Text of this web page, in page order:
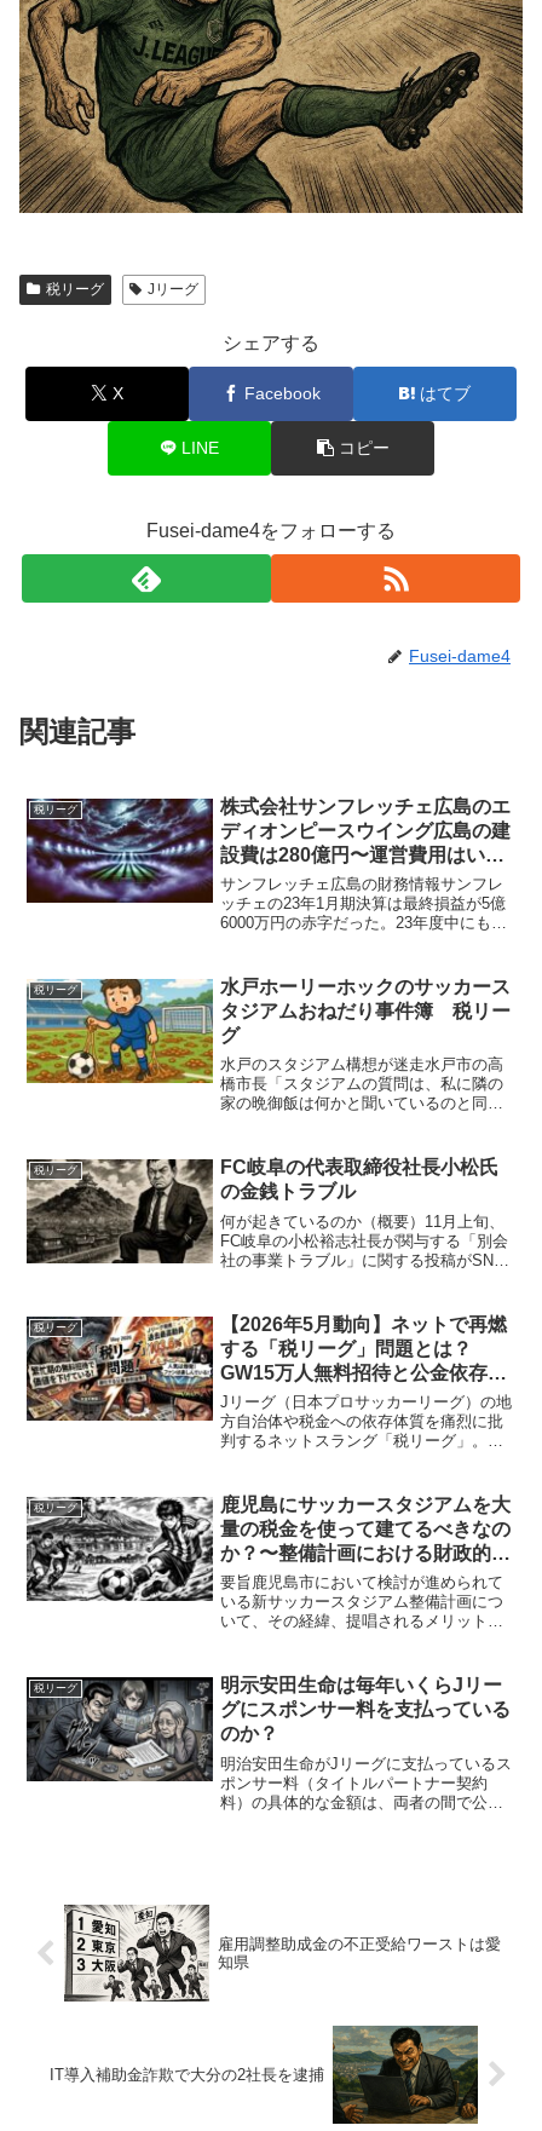
税リーグ Jリーグ
シェアする
X Facebook はてブ
LINE コピー
Fusei-dame4をフォローする
Fusei-dame4
関連記事
税リーグ
株式会社サンフレッチェ広島のエ
ディオンピースウイング広島の建
設費は280億円〜運営費用はいく
らかかる？
サンフレッチェ広島の財務情報サンフレ
ッチェの23年1月期決算は最終損益が5億
6000万円の赤字だった。23年度中にも債
この6年で5度の赤字である。貸借対照表
資本金が20...
税リーグ
水戸ホーリーホックのサッカース
タジアムおねだり事件簿 税リー
グ
水戸のスタジアム構想が迷走水戸市の高
橋市長「スタジアムの質問は、私に隣の
家の晩御飯は何かと聞いているのと同じ
す。Screenshot時系列（主要トピックの
流れ）2019年...
税リーグ
FC岐阜の代表取締役社長小松氏
の金銭トラブル
何が起きているのか（概要）11月上旬、
FC岐阜の小松裕志社長が関与する「別会
社の事業トラブル」に関する投稿がSNS
た。これに対しクラブ（FC岐阜）は11月
7日付で、「当該...
税リーグ
【2026年5月動向】ネットで再燃
する「税リーグ」問題とは？
GW15万人無料招待と公金依存を
巡る議論の総まとめ
Jリーグ（日本プロサッカーリーグ）の地
方自治体や税金への依存体質を痛烈に批
判するネットスラング「税リーグ」。
盛り上がりを見せました。本記事では、
2026年5月に発...
税リーグ
鹿児島にサッカースタジアムを大
量の税金を使って建てるべきなの
か？〜整備計画における財政的・
構造的リスク
要旨鹿児島市において検討が進められて
いる新サッカースタジアム整備計画につ
いて、その経緯、提唱されるメリット、
つ批判的な視点から分析を行ったもので
ある。Jリーグによるライ...
税リーグ
明示安田生命は毎年いくらJリー
グにスポンサー料を支払っている
のか？
明治安田生命がJリーグに支払っているス
ポンサー料（タイトルパートナー契約
料）の具体的な金額は、両者の間で公式
雇用調整助成金の不正受給ワーストは愛
知県
IT導入補助金詐欺で大分の2社長を逮捕